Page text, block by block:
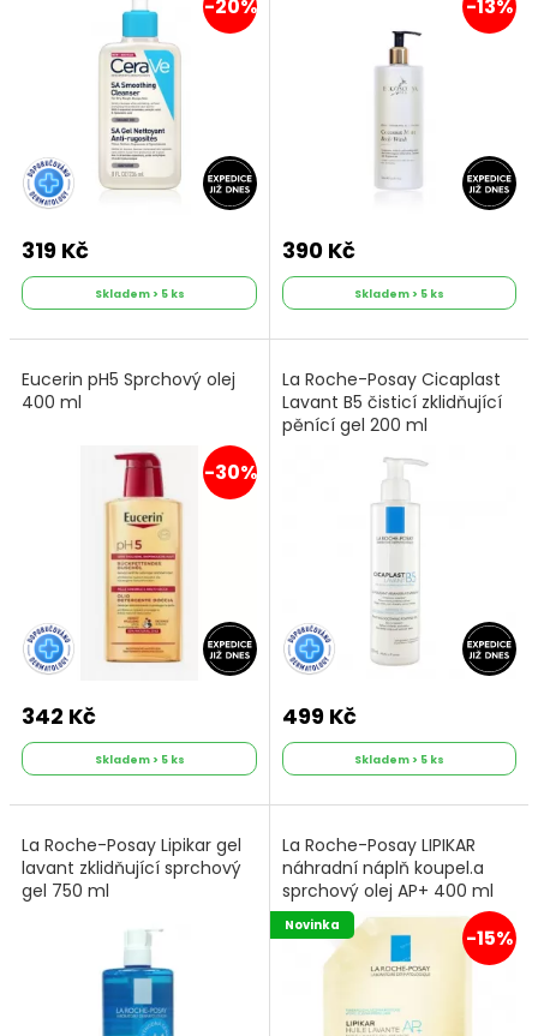
-20%
319 Kč
Skladem > 5 ks
-13%
390 Kč
Skladem > 5 ks
Eucerin pH5 Sprchový olej
400 ml
-30%
342 Kč
Skladem > 5 ks
La Roche-Posay Cicaplast
Lavant B5 čisticí zklidňující
pěnící gel 200 ml
499 Kč
Skladem > 5 ks
La Roche-Posay Lipikar gel
lavant zklidňující sprchový
gel 750 ml
La Roche-Posay LIPIKAR
náhradní náplň koupel.a
sprchový olej AP+ 400 ml
-15%
Novinka